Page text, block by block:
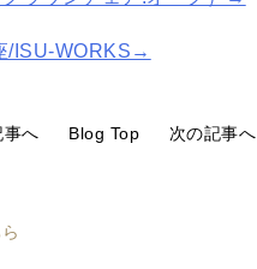
/ISU-WORKS→
事へ Blog Top 次の記事へ